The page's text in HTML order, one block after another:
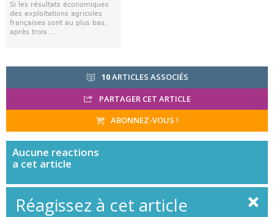
Si les résultats économiques
des exploitations agricoles
françaises sont au plus bas,
après trois ...
10ARTICLES ASSOCIÉS
PARTAGER CET ARTICLE
ABONNEZ-VOUS !
Aucune reactions
a cet article
Réagissez à cet article